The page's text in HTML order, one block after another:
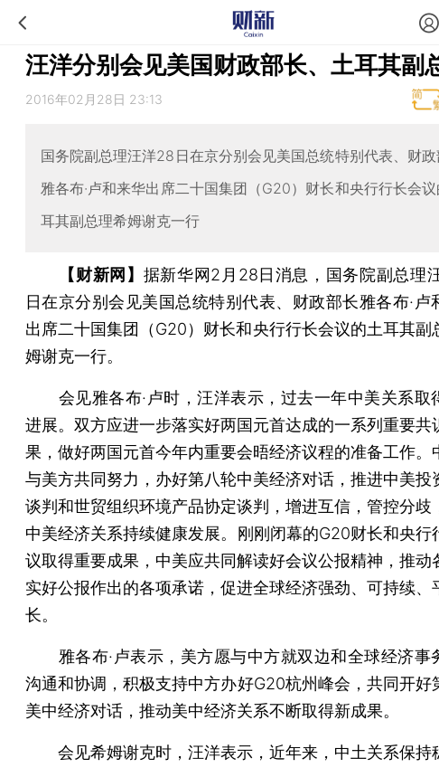
汪洋分别会见美国财政部长、土耳其副
2016年02月28日 23:13
国务院副总理汪洋28日在京分别会见美国总统特别代表、财政
雅各布·卢和来华出席二十国集团（G20）财长和央行行长会议
耳其副总理希姆谢克一行
【财新网】 据新华网2月28日消息，国务院副总理
日在京分别会见美国总统特别代表、财政部长雅各布·卢
出席二十国集团（G20）财长和央行行长会议的土耳其副
姆谢克一行。
会见雅各布·卢时，汪洋表示，过去一年中美关系取
进展。双方应进一步落实好两国元首达成的一系列重要共
果，做好两国元首今年内重要会晤经济议程的准备工作。
与美方共同努力，办好第八轮中美经济对话，推进中美投
谈判和世贸组织环境产品协定谈判，增进互信，管控分歧
中美经济关系持续健康发展。刚刚闭幕的G20财长和央行
议取得重要成果，中美应共同解读好会议公报精神，推动
实好公报作出的各项承诺，促进全球经济强劲、可持续、
长。
雅各布·卢表示，美方愿与中方就双边和全球经济事
沟通和协调，积极支持中方办好G20杭州峰会，共同开好
美中经济对话，推动美中经济关系不断取得新成果。
会见希姆谢克时，汪洋表示，近年来，中土关系保持